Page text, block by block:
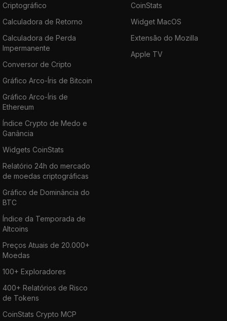
Criptográfico
Calculadora de Retorno
Calculadora de Perda
Impermanente
Conversor de Cripto
Gráfico Arco-Íris de Bitcoin
Gráfico Arco-Íris de
Ethereum
Índice Crypto de Medo e
Ganância
Widgets CoinStats
Relatório 24h do mercado
de moedas criptográficas
Gráfico de Dominância do
BTC
Índice da Temporada de
Altcoins
Preços Atuais de 20.000+
Moedas
100+ Exploradores
400+ Relatórios de Risco
de Tokens
CoinStats Crypto MCP
CoinStats
Widget MacOS
Extensão do Mozilla
Apple TV